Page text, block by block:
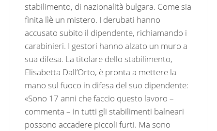
stabilimento, di nazionalità bulgara. Come sia
finita lìè un mistero. I derubati hanno
accusato subito il dipendente, richiamando i
carabinieri. I gestori hanno alzato un muro a
sua difesa. La titolare dello stabilimento,
Elisabetta Dall’Orto, è pronta a mettere la
mano sul fuoco in difesa del suo dipendente:
«Sono 17 anni che faccio questo lavoro –
commenta – in tutti gli stabilimenti balneari
possono accadere piccoli furti. Ma sono